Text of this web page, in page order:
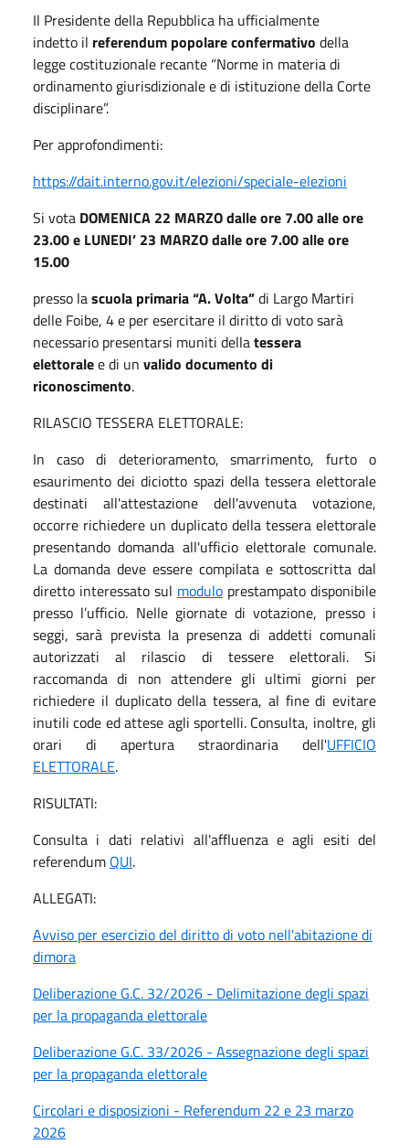
Il Presidente della Repubblica ha ufficialmente
indetto il referendum popolare confermativo della
legge costituzionale recante “Norme in materia di
ordinamento giurisdizionale e di istituzione della Corte
disciplinare”.
Per approfondimenti:
https://dait.interno.gov.it/elezioni/speciale-elezioni
Si vota DOMENICA 22 MARZO dalle ore 7.00 alle ore
23.00 e LUNEDI’ 23 MARZO dalle ore 7.00 alle ore
15.00
presso lascuola primaria “A. Volta”di Largo Martiri
delle Foibe, 4 e per esercitare il diritto di voto sarà
necessario presentarsi muniti dellatessera
elettoralee di un valido documento di
riconoscimento.
RILASCIO TESSERA ELETTORALE:
In caso di deterioramento, smarrimento, furto o
esaurimento dei diciotto spazi della tessera elettorale
destinati all'attestazione dell'avvenuta votazione,
occorre richiedere un duplicato della tessera elettorale
presentando domanda all'ufficio elettorale comunale.
La domanda deve essere compilata e sottoscritta dal
diretto interessato sul modulo prestampato disponibile
presso l’ufficio. Nelle giornate di votazione, presso i
seggi, sarà prevista la presenza di addetti comunali
autorizzati al rilascio di tessere elettorali. Si
raccomanda di non attendere gli ultimi giorni per
richiedere il duplicato della tessera, al fine di evitare
inutili code ed attese agli sportelli. Consulta, inoltre, gli
orari di apertura straordinaria dell'UFFICIO
ELETTORALE.
RISULTATI:
Consulta i dati relativi all'affluenza e agli esiti del
referendum QUI.
ALLEGATI:
Avviso per esercizio del diritto di voto nell'abitazione di
dimora
Deliberazione G.C. 32/2026 - Delimitazione degli spazi
per la propaganda elettorale
Deliberazione G.C. 33/2026 - Assegnazione degli spazi
per la propaganda elettorale
Circolari e disposizioni - Referendum 22 e 23 marzo
2026